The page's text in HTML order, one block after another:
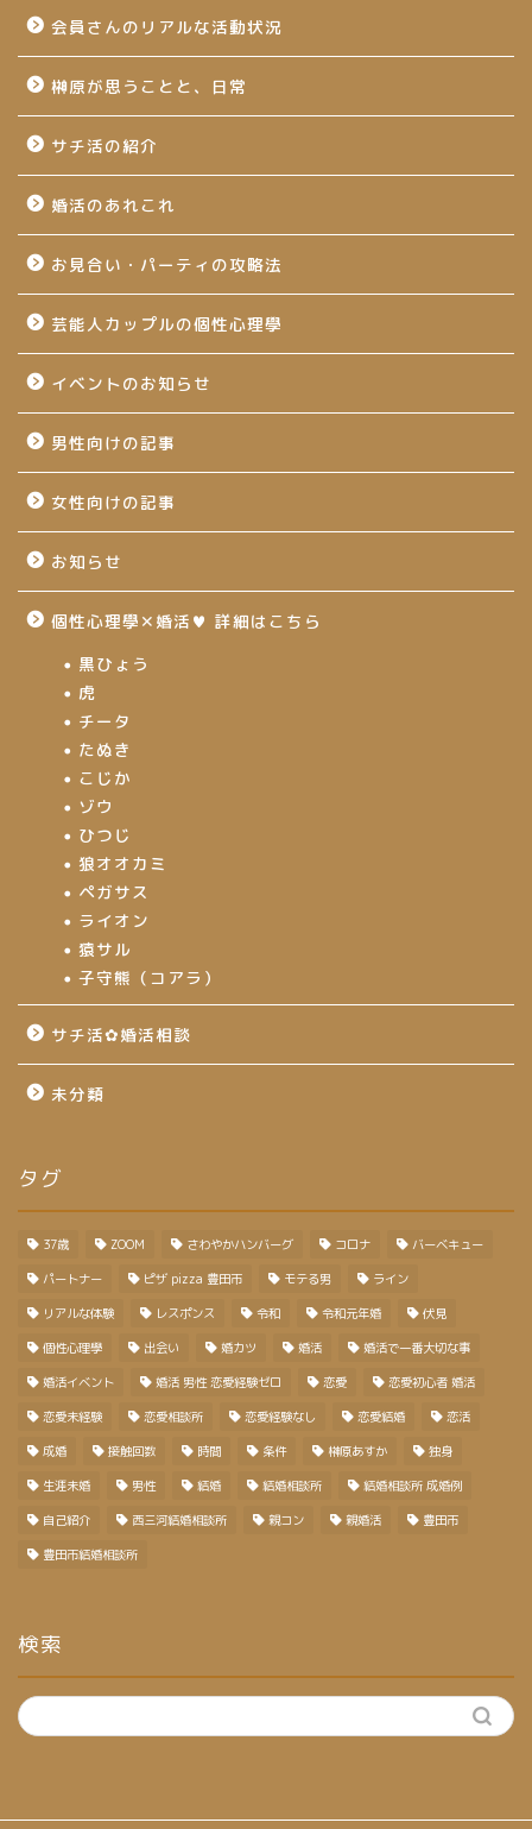
会員さんのリアルな活動状況
榊原が思うことと、日常
サチ活の紹介
婚活のあれこれ
お見合い・パーティの攻略法
芸能人カップルの個性心理學
イベントのお知らせ
男性向けの記事
女性向けの記事
お知らせ
個性心理學✕婚活♥ 詳細はこちら
黒ひょう
虎
チータ
たぬき
こじか
ゾウ
ひつじ
狼オオカミ
ペガサス
ライオン
猿サル
子守熊（コアラ）
サチ活✿婚活相談
未分類
タグ
37歳 ZOOM さわやかハンバーグ コロナ バーベキュー
パートナー ピザ pizza 豊田市 モテる男 ライン
リアルな体験 レスポンス 令和 令和元年婚 伏見
個性心理學 出会い 婚カツ 婚活 婚活で一番大切な事
婚活イベント 婚活 男性 恋愛経験ゼロ 恋愛 恋愛初心者 婚活
恋愛未経験 恋愛相談所 恋愛経験なし 恋愛結婚 恋活
成婚 接触回数 時間 条件 榊原あすか 独身
生涯未婚 男性 結婚 結婚相談所 結婚相談所 成婚例
自己紹介 西三河結婚相談所 親コン 親婚活 豊田市
豊田市結婚相談所
検索